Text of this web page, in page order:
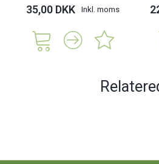
35,00 DKK Inkl. moms